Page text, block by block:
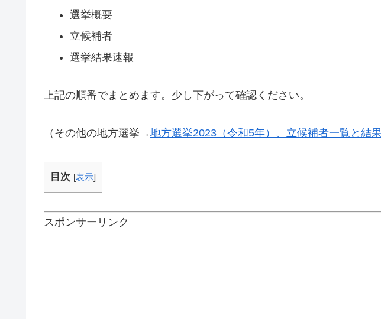
選挙概要
立候補者
選挙結果速報
上記の順番でまとめます。少し下がって確認ください。
（その他の地方選挙→地方選挙2023（令和5年）、立候補者一覧と結
目次 [表示]
スポンサーリンク